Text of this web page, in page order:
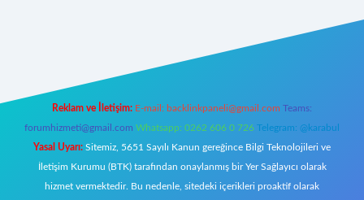
Reklam ve İletişim: E-mail: backlinkpaneli@gmail.com Teams:
forumhizmeti@gmail.com Whatsapp: 0262 606 0 726 Telegram: @karabul
Yasal Uyarı: Sitemiz, 5651 Sayılı Kanun gereğince Bilgi Teknolojileri ve
İletişim Kurumu (BTK) tarafından onaylanmış bir Yer Sağlayıcı olarak
hizmet vermektedir. Bu nedenle, sitedeki içerikleri proaktif olarak